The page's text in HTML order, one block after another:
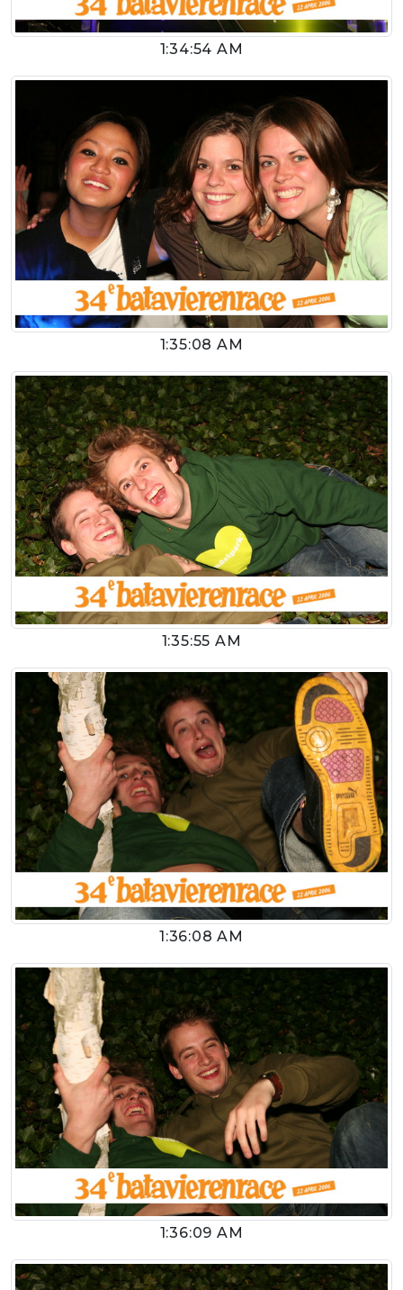
1:34:54 AM
1:35:08 AM
1:35:55 AM
1:36:08 AM
1:36:09 AM